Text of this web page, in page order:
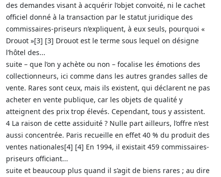
des demandes visant à acquérir l’objet convoité, ni le cachet
officiel donné à la transaction par le statut juridique des
commissaires-priseurs n’expliquent, à eux seuls, pourquoi «
Drouot »[3] [3] Drouot est le terme sous lequel on désigne
l’hôtel des...
suite – que l’on y achète ou non – focalise les émotions des
collectionneurs, ici comme dans les autres grandes salles de
vente. Rares sont ceux, mais ils existent, qui déclarent ne pas
acheter en vente publique, car les objets de qualité y
atteignent des prix trop élevés. Cependant, tous y assistent.
4 La raison de cette assiduité ? Nulle part ailleurs, l’offre n’est
aussi concentrée. Paris recueille en effet 40 % du produit des
ventes nationales[4] [4] En 1994, il existait 459 commissaires-
priseurs officiant...
suite et beaucoup plus quand il s’agit de biens rares ; au dire